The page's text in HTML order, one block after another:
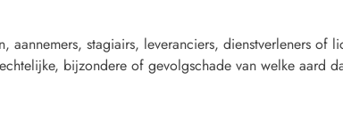
stagiairs, leveranciers, dienstverleners of
bijzondere of gevolgschade van welke aard